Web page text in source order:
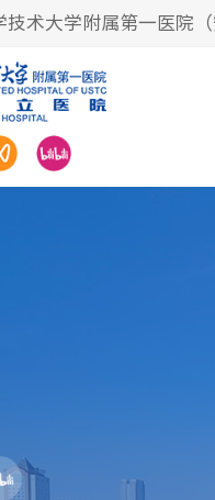
术大学附属第一医院（